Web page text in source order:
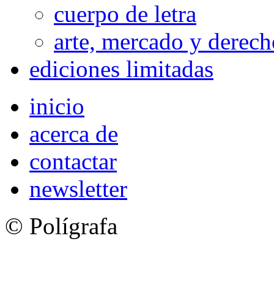
cuerpo de letra
arte, mercado y
ediciones limitadas
inicio
acerca de
contactar
newsletter
© Polígrafa